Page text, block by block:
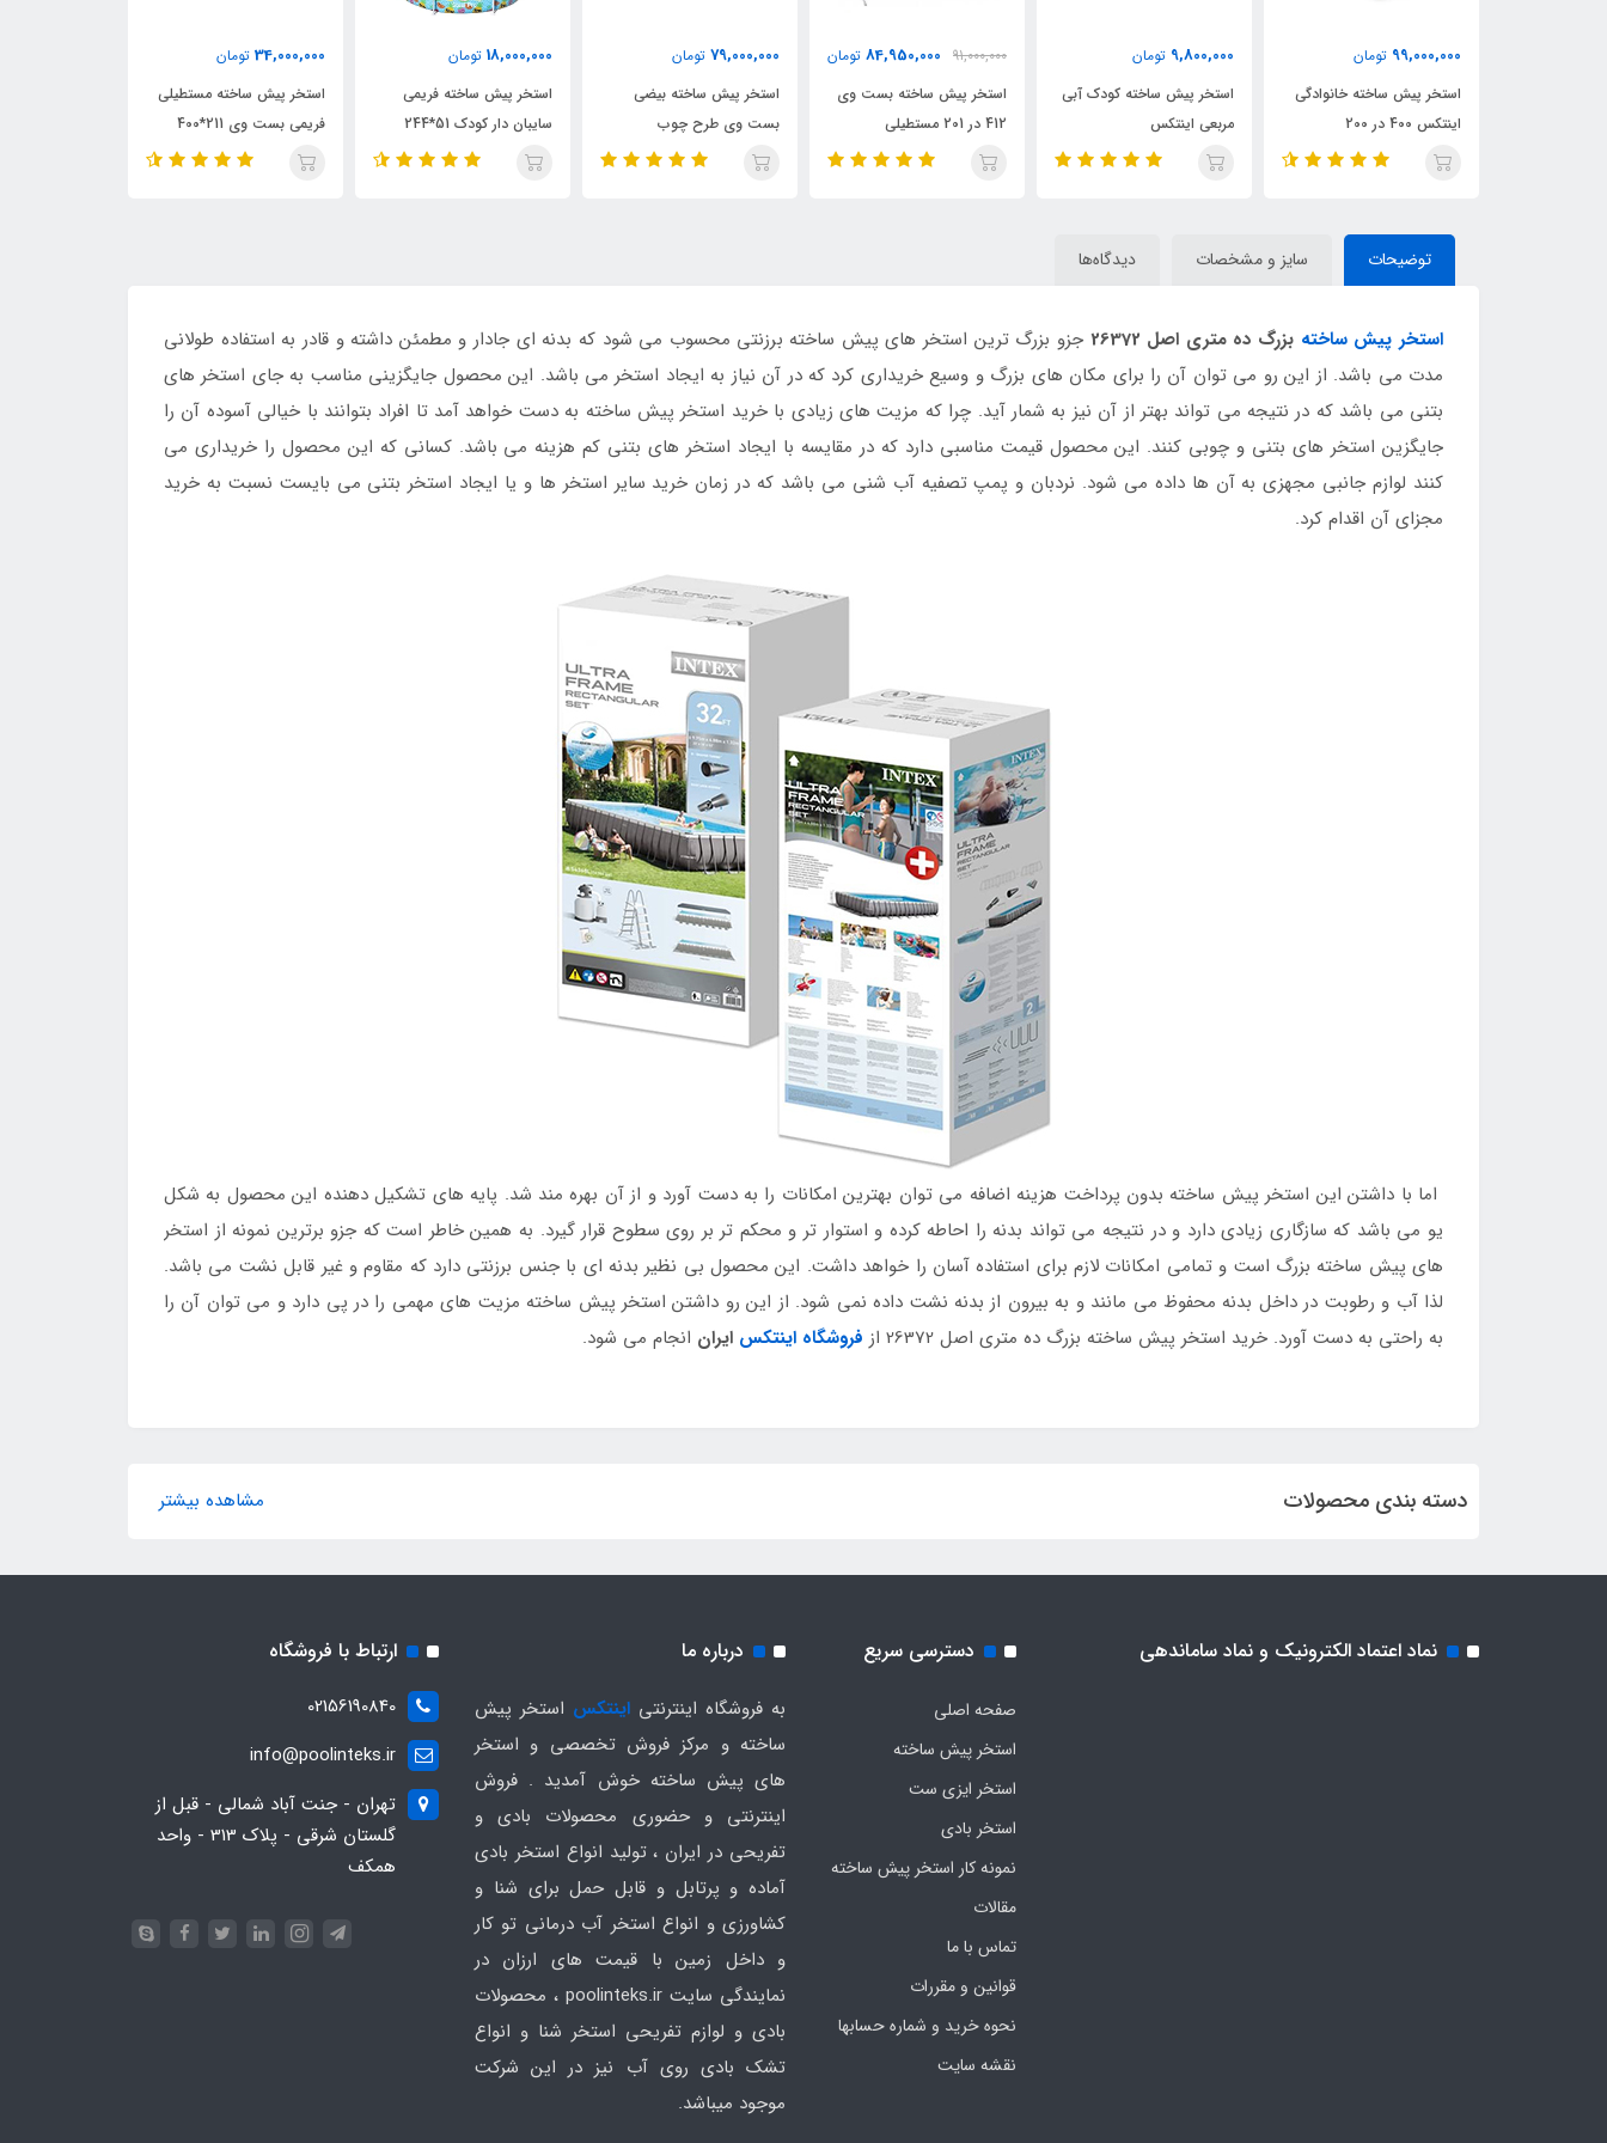
9,800,000 تومان
استخر پیش ساخته کودک آبی
مربعی اینتکس
91,000,000
84,950,000
استخر پیش ساخته بست وی
412 در 201 مستطیلی
79,000,000 تومان
استخر پیش ساخته بیضی
بست وی طرح چوب
18,000,000 تومان
استخر پیش ساخته فریمی
بست وی
34,000,000 تومان
استخر پیش ساخته مستطیلی
فریمی بست وی 211*400
40,000,000
37,950,000 تومان
استخر پیش ساخته فریمی
بست وی 211*400 پمپ دار
توضیحات سایز و مشخصات دیدگاه‌ها
استخر پیش ساخته بزرگ ده متری اصل 26372
جزو بزرگ ترین استخر های پیش ساخته برزنتی محسوب می شود که بدنه ای جادار و مطمئن داشته و قادر به استفاده طولانی
مدت می باشد. از این رو می توان آن را برای مکان های بزرگ و وسیع خریداری کرد که در آن نیاز به ایجاد استخر می باشد. این محصول جایگزینی مناسب به جای استخر های
بتنی می باشد که در نتیجه می تواند بهتر از آن نیز به شمار آید. چرا که مزیت های زیادی با خرید استخر پیش ساخته به دست خواهد آمد تا افراد بتوانند با خیالی آسوده آن را
جایگزین استخر های بتنی و چوبی کنند. این محصول قیمت مناسبی دارد که در مقایسه با ایجاد استخر های بتنی کم هزینه می باشد. کسانی که این محصول را خریداری می
کنند لوازم جانبی مجهزی به آن ها داده می شود. نردبان و پمپ تصفیه آب شنی می باشد که در زمان خرید سایر استخر ها و یا ایجاد استخر بتنی می بایست نسبت به خرید
مجزای آن اقدام کرد.
اما با داشتن این استخر پیش ساخته بدون پرداخت هزینه اضافه می توان بهترین امکانات را به دست آورد و از آن بهره مند شد. پایه های تشکیل دهنده این محصول به شکل
یو می باشد که سازگاری زیادی دارد و در نتیجه می تواند بدنه را احاطه کرده و استوار تر و محکم تر بر روی سطوح قرار گیرد. به همین خاطر است که جزو برترین نمونه از استخر
های پیش ساخته بزرگ است و تمامی امکانات لازم برای استفاده آسان را خواهد داشت. این محصول بی نظیر بدنه ای با جنس برزنتی دارد که مقاوم و غیر قابل نشت می باشد.
لذا آب و رطوبت در داخل بدنه محفوظ می مانند و به بیرون از بدنه نشت داده نمی شود. از این رو داشتن استخر پیش ساخته مزیت های مهمی را در پی دارد و می توان آن را
به راحتی به دست آورد. خرید استخر پیش ساخته بزرگ ده متری اصل 26372 از
فروشگاه اینتکس ایران انجام می شود.
دسته بندی محصولات مشاهده بیشتر
نماد اعتماد الکترونیک و نماد ساماندهی دسترسی سریع
صفحه اصلی
استخر پیش ساخته
استخر ایزی ست
استخر بادی
نمونه کار استخر پیش ساخته
مقالات
تماس با ما
قوانین و مقررات
نحوه خرید و شماره حسابها
نقشه سایت
درباره ما
به فروشگاه اینترنتی اینتکس استخر پیش
ساخته و مرکز فروش تخصصی و استخر
های پیش ساخته خوش آمدید . فروش
اینترنتی و حضوری محصولات بادی و
تفریحی در ایران ، تولید انواع استخر بادی
آماده و پرتابل و قابل حمل برای شنا و
کشاورزی و انواع استخر آب درمانی تو کار
و داخل زمین با قیمت های ارزان در
نمایندگی سایت poolinteks.ir ، محصولات
بادی و لوازم تفریحی استخر شنا و انواع
تشک بادی روی آب نیز در این شرکت
موجود میباشد.
ارتباط با فروشگاه
02156190840
info@poolinteks.ir
تهران - جنت آباد شمالی - قبل از
گلستان شرقی - پلاک 313 - واحد
همکف